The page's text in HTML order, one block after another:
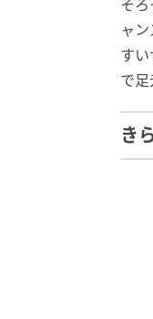
そ
ャ
す
で
き